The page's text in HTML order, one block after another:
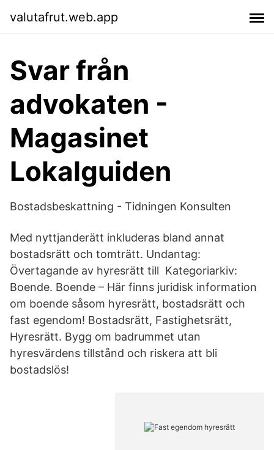
valutafrut.web.app
Svar från
advokaten -
Magasinet
Lokalguiden
Bostadsbeskattning - Tidningen Konsulten
Med nyttjanderätt inkluderas bland annat
bostadsrätt och tomträtt. Undantag:
Övertagande av hyresrätt till Kategoriarkiv:
Boende. Boende – Här finns juridisk information
om boende såsom hyresrätt, bostadsrätt och
fast egendom! Bostadsrätt, Fastighetsrätt,
Hyresrätt. Bygg om badrummet utan
hyresvärdens tillstånd och riskera att bli
bostadslös!